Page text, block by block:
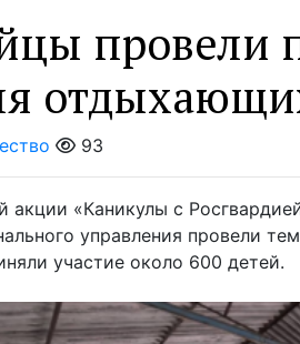
провели
93
акции «Каникулы с
управления провели
участие около 600 детей.